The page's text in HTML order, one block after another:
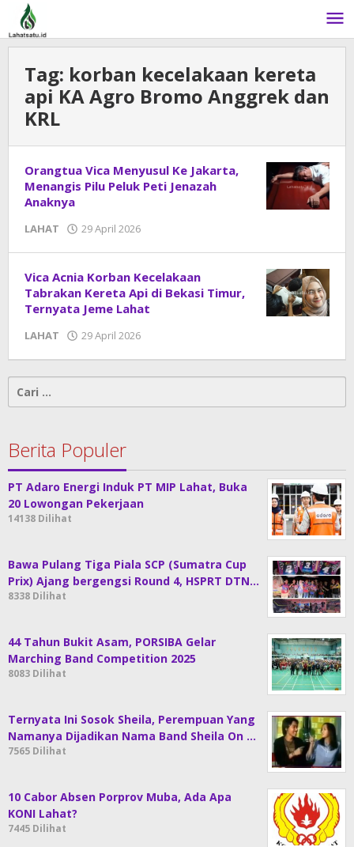
Lewati
konten
Tag: korban kecelakaan kereta
api KA Agro Bromo Anggrek dan
KRL
Orangtua Vica Menyusul Ke Jakarta,
Menangis Pilu Peluk Peti Jenazah
Anaknya
LAHAT 29 April 2026
Vica Acnia Korban Kecelakaan
Tabrakan Kereta Api di Bekasi Timur,
Ternyata Jeme Lahat
LAHAT 29 April 2026
Cari
untuk:
Berita Populer
PT Adaro Energi Induk PT MIP Lahat, Buka
20 Lowongan Pekerjaan
14138 Dilihat
Bawa Pulang Tiga Piala SCP (Sumatra Cup
Prix) Ajang bergengsi Round 4, HSPRT DTN…
8338 Dilihat
44 Tahun Bukit Asam, PORSIBA Gelar
Marching Band Competition 2025
8083 Dilihat
Ternyata Ini Sosok Sheila, Perempuan Yang
Namanya Dijadikan Nama Band Sheila On …
7565 Dilihat
10 Cabor Absen Porprov Muba, Ada Apa
KONI Lahat?
7445 Dilihat